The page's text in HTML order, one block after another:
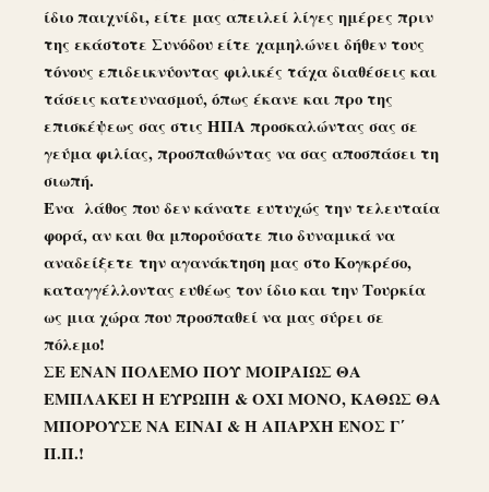
ίδιο παιχνίδι, είτε μας απειλεί λίγες ημέρες πριν
της εκάστοτε Συνόδου είτε χαμηλώνει δήθεν τους
τόνους επιδεικνύοντας φιλικές τάχα διαθέσεις και
τάσεις κατευνασμού, όπως έκανε και προ της
επισκέψεως σας στις ΗΠΑ προσκαλώντας σας σε
γεύμα φιλίας, προσπαθώντας να σας αποσπάσει τη
σιωπή.
Ένα λάθος που δεν κάνατε ευτυχώς την τελευταία
φορά, αν και θα μπορούσατε πιο δυναμικά να
αναδείξετε την αγανάκτηση μας στο Κογκρέσο,
καταγγέλλοντας ευθέως τον ίδιο και την Τουρκία
ως μια χώρα που προσπαθεί να μας σύρει σε
πόλεμο!
ΣΕ ΕΝΑΝ ΠΟΛΕΜΟ ΠΟΥ ΜΟΙΡΑΙΩΣ ΘΑ
ΕΜΠΛΑΚΕΙ Η ΕΥΡΩΠΗ & ΟΧΙ ΜΟΝΟ, ΚΑΘΩΣ ΘΑ
ΜΠΟΡΟΥΣΕ ΝΑ ΕΙΝΑΙ & Η ΑΠΑΡΧΗ ΕΝΟΣ Γ΄
Π.Π.!